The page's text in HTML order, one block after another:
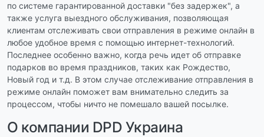
по системе гарантированной доставки "без задержек", а
также услуга выездного обслуживания, позволяющая
клиентам отслеживать свои отправления в режиме онлайн в
любое удобное время с помощью интернет-технологий.
Последнее особенно важно, когда речь идет об отправке
подарков во время праздников, таких как Рождество,
Новый год и т.д. В этом случае отслеживание отправления в
режиме онлайн поможет вам внимательно следить за
процессом, чтобы ничто не помешало вашей посылке.
О компании DPD Украина